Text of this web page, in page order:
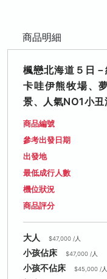
商品明細
楓戀北海道５日－
卡哇伊熊牧場、
景、人氣NO1小
商品編號
參考出發日期
出發地
最低成行人數
機位狀況
商品評分
大人 $47,000 /人
小孩佔床 $47,000 /人
小孩不佔床 $45,000 /人